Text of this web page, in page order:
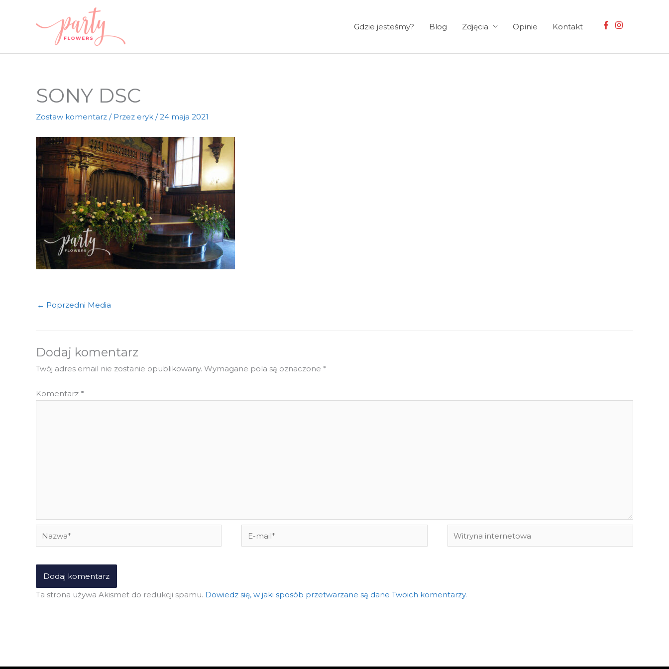
Gdzie jesteśmy? Blog Zdjęcia Opinie Kontakt
SONY DSC
Zostaw komentarz / Przez eryk /24 maja 2021
← Poprzedni Media
Dodaj komentarz
Twój adres email nie zostanie opublikowany. Wymagane pola są oznaczone *
Komentarz *
Nazwa*
E-
mail*
Witryna
internetowa
Ta strona używa Akismet do redukcji spamu. Dowiedz się, w jaki sposób przetwarzane są dane Twoich komentarzy.